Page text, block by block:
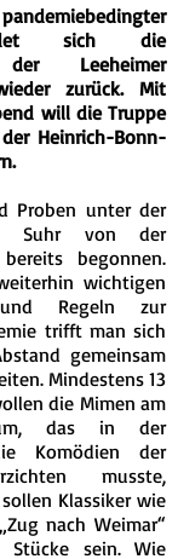
sich die
der Leeheimer
zurück. Mit
will die Truppe
Heinrich-Bonn-
Proben unter der
Suhr von der
begonnen.
wichtigen
und Regeln zur
trifft man sich
gemeinsam
Mindestens 13
die Mimen am
das in der
Komödien der
musste,
Klassiker wie
nach Weimar“
sein. Wie